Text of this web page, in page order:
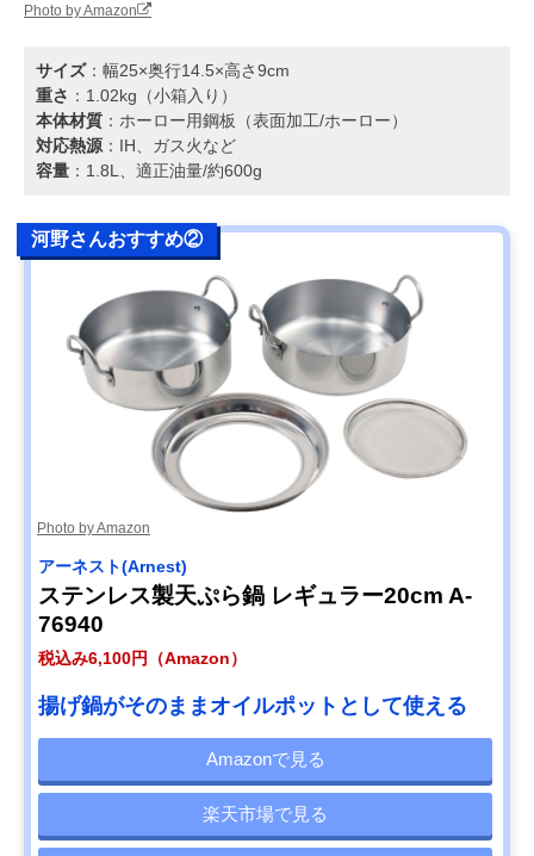
Photo by Amazon
サイズ：幅25×奥行14.5×高さ9cm
重さ ：1.02kg（小箱入り）
本体材質 ：ホーロー用鋼板（表面加工/ホーロー）
対応熱源 ：IH、ガス火など
容量 ：1.8L、適正油量/約600g
河野さんおすすめ②
Photo by Amazon
アーネスト(Arnest)
ステンレス製天ぷら鍋 レギュラー20cm A-
76940
税込み6,100円（Amazon）
揚げ鍋がそのままオイルポットとして使える
Amazonで見る
楽天市場で見る